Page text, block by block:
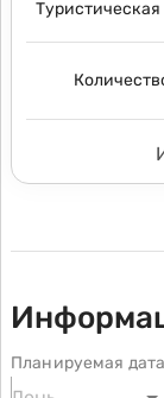
Планируемая